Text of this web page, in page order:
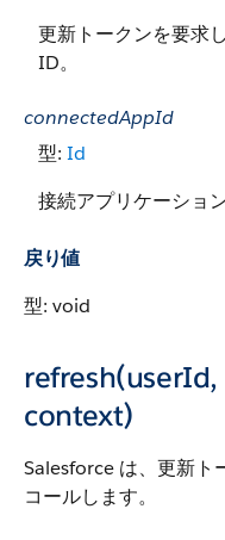
更新トークンを要求
ID。
connectedAppId
型: Id
接続アプリケーショ
戻り値
型: void
context)
Salesforce は、更新ト
コールします。